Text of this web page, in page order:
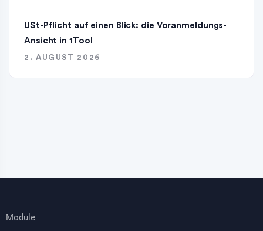
USt-Pflicht auf einen Blick: die Voranmeldungs-
Ansicht in 1Tool
2. AUGUST 2026
Module